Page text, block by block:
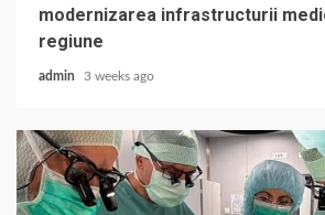
modernizarea infrastructurii
regiune
admin 3 weeks ago